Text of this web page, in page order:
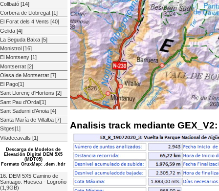
Collbató [14]
Corbera de Llobregat [1]
El Forat dels 4 Vents [40]
Gelida [4]
La Beguda Baixa [5]
Monistrol [16]
El Montseny [1]
Montserrat [2]
Olesa de Montserrat [7]
El Pago[1]
Sant Llorenç d'Hortons [2]
Sant Pau d'Ordal[1]
Sant Sadurni d'Anoia [4]
Santa María de Villalba [7]
Sitges[1]
Viladecavalls [1]
Descarga de Modelos de
Elevación Digital DEM 5X5
(MDT05)
Formato OruxMap: .dem .hdr
16. DEM 5X5 Camino de
Santiago: Huesca - Logroño
(1,9GB)
Analisis track mediante GEX_V2: